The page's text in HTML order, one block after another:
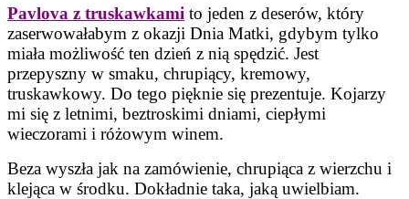
Pavlova z truskawkami to jeden z deserów, który
zaserwowałabym z okazji Dnia Matki, gdybym tylko
miała możliwość ten dzień z nią spędzić. Jest
przepyszny w smaku, chrupiący, kremowy,
truskawkowy. Do tego pięknie się prezentuje. Kojarzy
mi się z letnimi, beztroskimi dniami, ciepłymi
wieczorami i różowym winem.
Beza wyszła jak na zamówienie, chrupiąca z wierzchu i
klejąca w środku. Dokładnie taka, jaką uwielbiam.